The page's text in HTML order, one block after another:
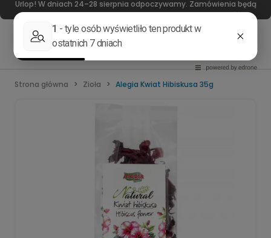
Urlop! W dniach 24–28 sierpnia odpoczywamy. Zamówienia będą
realizowane od 31 sierpnia. Dziękujemy za wyrozumiałość!
Strona główna Zioła Alegia Kwiat Hibiskusa 35g